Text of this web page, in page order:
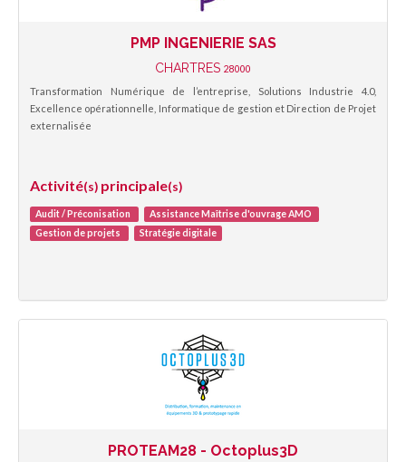
PMP INGENIERIE SAS
CHARTRES 28000
Transformation Numérique de l’entreprise, Solutions Industrie 4.0,
Excellence opérationnelle, Informatique de gestion et Direction de Projet
externalisée
Activité(s) principale(s)
Audit / Préconisation
Assistance Maîtrise d'ouvrage AMO
Gestion de projets
Stratégie digitale
PROTEAM28 - Octoplus3D